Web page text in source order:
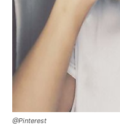
@Pinterest